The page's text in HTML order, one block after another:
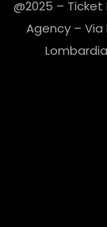
@2025 –
Agency – Via